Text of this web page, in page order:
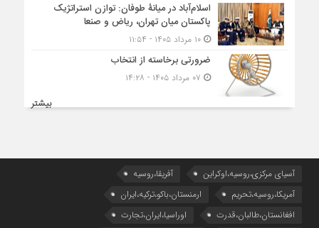
اسلام‌آباد در میانۀ طوفان: توازن استراتژیک
پاکستان میان تهران، ریاض و صنعا
۱۰ مرداد ۱۴۰۵ - ۱۱:۵۴
ضرورتی برخاسته از انتخاب
بیشتر
آسیای مرکزی،روسیه،اوکراین
آفریقا،روسیه
آمریکا،روسیه،تحریم
ارمنستان،باکو،ترکیه،ایران
افغانستان،طالبان،قدرت
اوراسیا،ایران،تجارت